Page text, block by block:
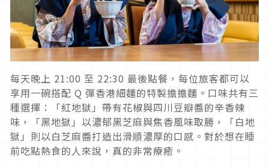
每天晚上 21:00 至 22:30 最後點餐，每位旅客都可以
享用一碗搭配 Q 彈香港細麵的特製擔擔麵。口味共有三
種選擇：「紅地獄」帶有花椒與四川豆瓣醬的辛香辣
味，「黑地獄」以濃郁黑芝麻與焦香風味取勝，「白地
獄」則以白芝麻醬打造出滑順濃厚的口感。對於想在睡
前吃點熱食的人來說，真的非常療癒。